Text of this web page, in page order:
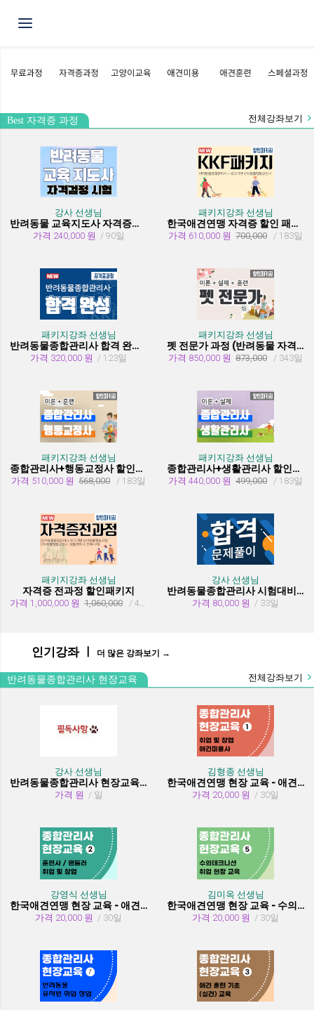
Toggle navigation
Best 자격증 과정 전체강좌보기
강사 선생님
반려동물 교육지도사 자격증과정
가격 240,000 원 / 90일
패키지강좌 선생님
한국애견연맹 자격증 할인 패키지 과정 (종합관리사 + 행동교정사)
가격 610,000 원 700,000 / 183일
패키지강좌 선생님
반려동물종합관리사 합격 완성 패키지
가격 320,000 원 / 123일
패키지강좌 선생님
펫 전문가 과정 (반려동물 자격증 취득과정)
가격 850,000 원 873,000 / 343일
패키지강좌 선생님
종합관리사+행동교정사 할인패키지과정
가격 510,000 원 568,000 / 183일
패키지강좌 선생님
종합관리사+생활관리사 할인패키지과정
가격 440,000 원 499,000 / 183일
패키지강좌 선생님
자격증 전과정 할인패키지
가격 1,000,000 원 1,060,000 / 455일
강사 선생님
반려동물종합관리사 시험대비 유형문제 풀이
가격 80,000 원 / 33일
인기강좌 ㅣ 더 많은 강좌보기 →
반려동물종합관리사 현장교육 전체강좌보기
강사 선생님
반려동물종합관리사 현장교육 수강시 필독사항
가격 원 / 일
김형종 선생님
한국애견연맹 현장 교육 - 애견미용사 취업 및 창업
가격 20,000 원 / 30일
강영식 선생님
한국애견연맹 현장 교육 - 애견훈련사/핸들러 취업 및 창업
가격 20,000 원 / 30일
김미옥 선생님
한국애견연맹 현장 교육 - 수의테크니션(동물보건사) (취업 현장 교육)
가격 20,000 원 / 30일